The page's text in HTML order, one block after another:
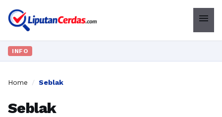
menu
INFO
Home / Seblak
Seblak